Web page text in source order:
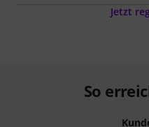
Jetzt
So